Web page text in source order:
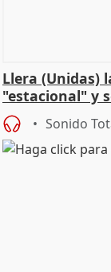
Llera (Unidas)
"estacional" y
Sonido